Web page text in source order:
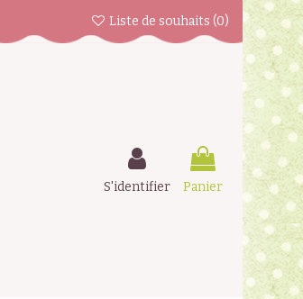
Liste de souhaits (0)
S'identifier Panier